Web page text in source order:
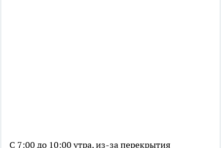
С 7:00 до 10:00 утра, из-за перекрытия